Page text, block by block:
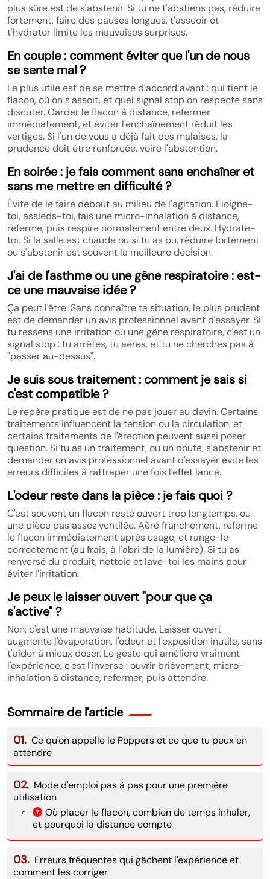
plus sûre est de s'abstenir. Si tu ne t'abstiens pas, réduire
fortement, faire des pauses longues, t'asseoir et
t'hydrater limite les mauvaises surprises.
En couple : comment éviter que l'un de nous
se sente mal ?
Le plus utile est de se mettre d'accord avant : qui tient le
flacon, où on s'assoit, et quel signal stop on respecte sans
discuter. Garder le flacon à distance, refermer
immédiatement, et éviter l'enchaînement réduit les
vertiges. Si l'un de vous a déjà fait des malaises, la
prudence doit être renforcée, voire l'abstention.
En soirée : je fais comment sans enchaîner et
sans me mettre en difficulté ?
Évite de le faire debout au milieu de l'agitation. Éloigne-
toi, assieds-toi, fais une micro-inhalation à distance,
referme, puis respire normalement entre deux. Hydrate-
toi. Si la salle est chaude ou si tu as bu, réduire fortement
ou s'abstenir est souvent la meilleure décision.
J'ai de l'asthme ou une gêne respiratoire : est-
ce une mauvaise idée ?
Ça peut l'être. Sans connaître ta situation, le plus prudent
est de demander un avis professionnel avant d'essayer. Si
tu ressens une irritation ou une gêne respiratoire, c'est un
signal stop : tu arrêtes, tu aères, et tu ne cherches pas à
"passer au-dessus".
Je suis sous traitement : comment je sais si
c'est compatible ?
Le repère pratique est de ne pas jouer au devin. Certains
traitements influencent la tension ou la circulation, et
certains traitements de l'érection peuvent aussi poser
question. Si tu as un traitement, ou un doute, s'abstenir et
demander un avis professionnel avant d'essayer évite les
erreurs difficiles à rattraper une fois l'effet lancé.
L'odeur reste dans la pièce : je fais quoi ?
C'est souvent un flacon resté ouvert trop longtemps, ou
une pièce pas assez ventilée. Aère franchement, referme
le flacon immédiatement après usage, et range-le
correctement (au frais, à l'abri de la lumière). Si tu as
renversé du produit, nettoie et lave-toi les mains pour
éviter l'irritation.
Je peux le laisser ouvert "pour que ça
s'active" ?
Non, c'est une mauvaise habitude. Laisser ouvert
augmente l'évaporation, l'odeur et l'exposition inutile, sans
t'aider à mieux doser. Le geste qui améliore vraiment
l'expérience, c'est l'inverse : ouvrir brièvement, micro-
inhalation à distance, refermer, puis attendre.
Sommaire de l'article
01. Ce qu'on appelle le Poppers et ce que tu peux en
attendre
02. Mode d'emploi pas à pas pour une première
utilisation
Où placer le flacon, combien de temps inhaler,
et pourquoi la distance compte
03. Erreurs fréquentes qui gâchent l'expérience et
comment les corriger